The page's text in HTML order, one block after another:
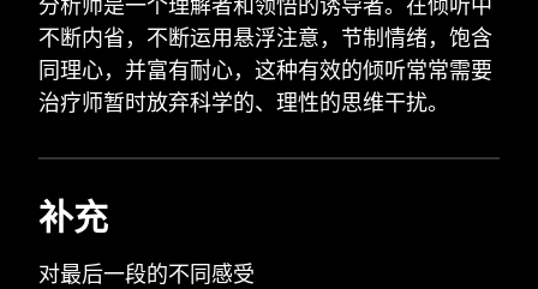
分析师是一个理解者和领悟的诱导者。在倾听中
不断内省，不断运用悬浮注意，节制情绪，饱含
同理心，并富有耐心，这种有效的倾听常常需要
治疗师暂时放弃科学的、理性的思维干扰。
补充
对最后一段的不同感受